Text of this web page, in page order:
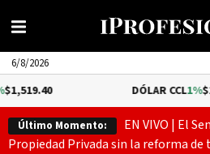
6/8/2026
1%$1,575.09
Último Momento:
EN VIVO | El
Propiedad Privada sin la reforma